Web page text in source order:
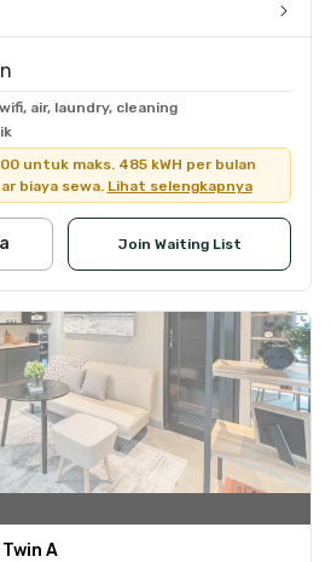
air, laundry, cleaning
untuk maks. 485 kWH per bulan
biaya sewa. Lihat selengkapnya
Join Waiting List
A